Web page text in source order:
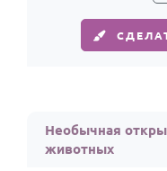
Необычная
животных